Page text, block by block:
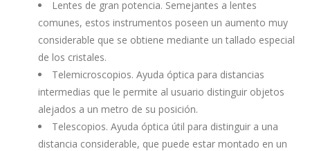
Lentes de gran potencia. Semejantes a lentes
comunes, estos instrumentos poseen un aumento muy
considerable que se obtiene mediante un tallado especial
de los cristales.
Telemicroscopios. Ayuda óptica para distancias
intermedias que le permite al usuario distinguir objetos
alejados a un metro de su posición.
Telescopios. Ayuda óptica útil para distinguir a una
distancia considerable, que puede estar montado en un